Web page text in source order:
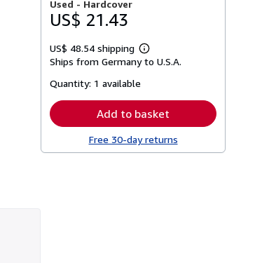
Used - Hardcover
US$ 21.43
US$ 48.54 shipping
Learn
more
Ships from Germany to U.S.A.
Quantity: 1 available
Add to basket
Free 30-day returns